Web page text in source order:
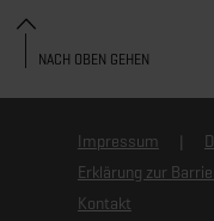
Impressum
Erklärung zur
Kontakt
NACH OBEN GEHEN